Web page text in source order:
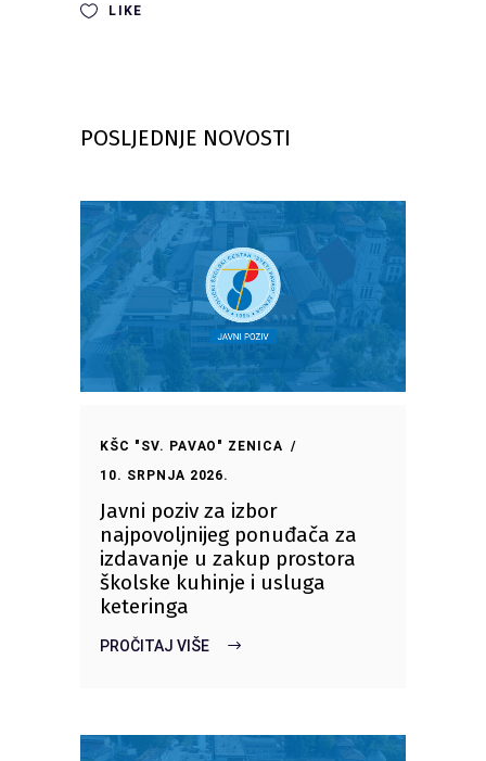
LIKE
POSLJEDNJE NOVOSTI
KŠC "SV. PAVAO" ZENICA
10. SRPNJA 2026.
Javni poziv za izbor
najpovoljnijeg ponuđača za
izdavanje u zakup prostora
školske kuhinje i usluga
keteringa
PROČITAJ VIŠE